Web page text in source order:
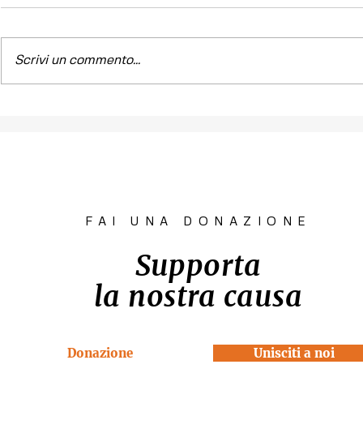
Scrivi un commento...
FAI UNA DONAZIONE
Supporta
la nostra causa
Donazione Unisciti a noi